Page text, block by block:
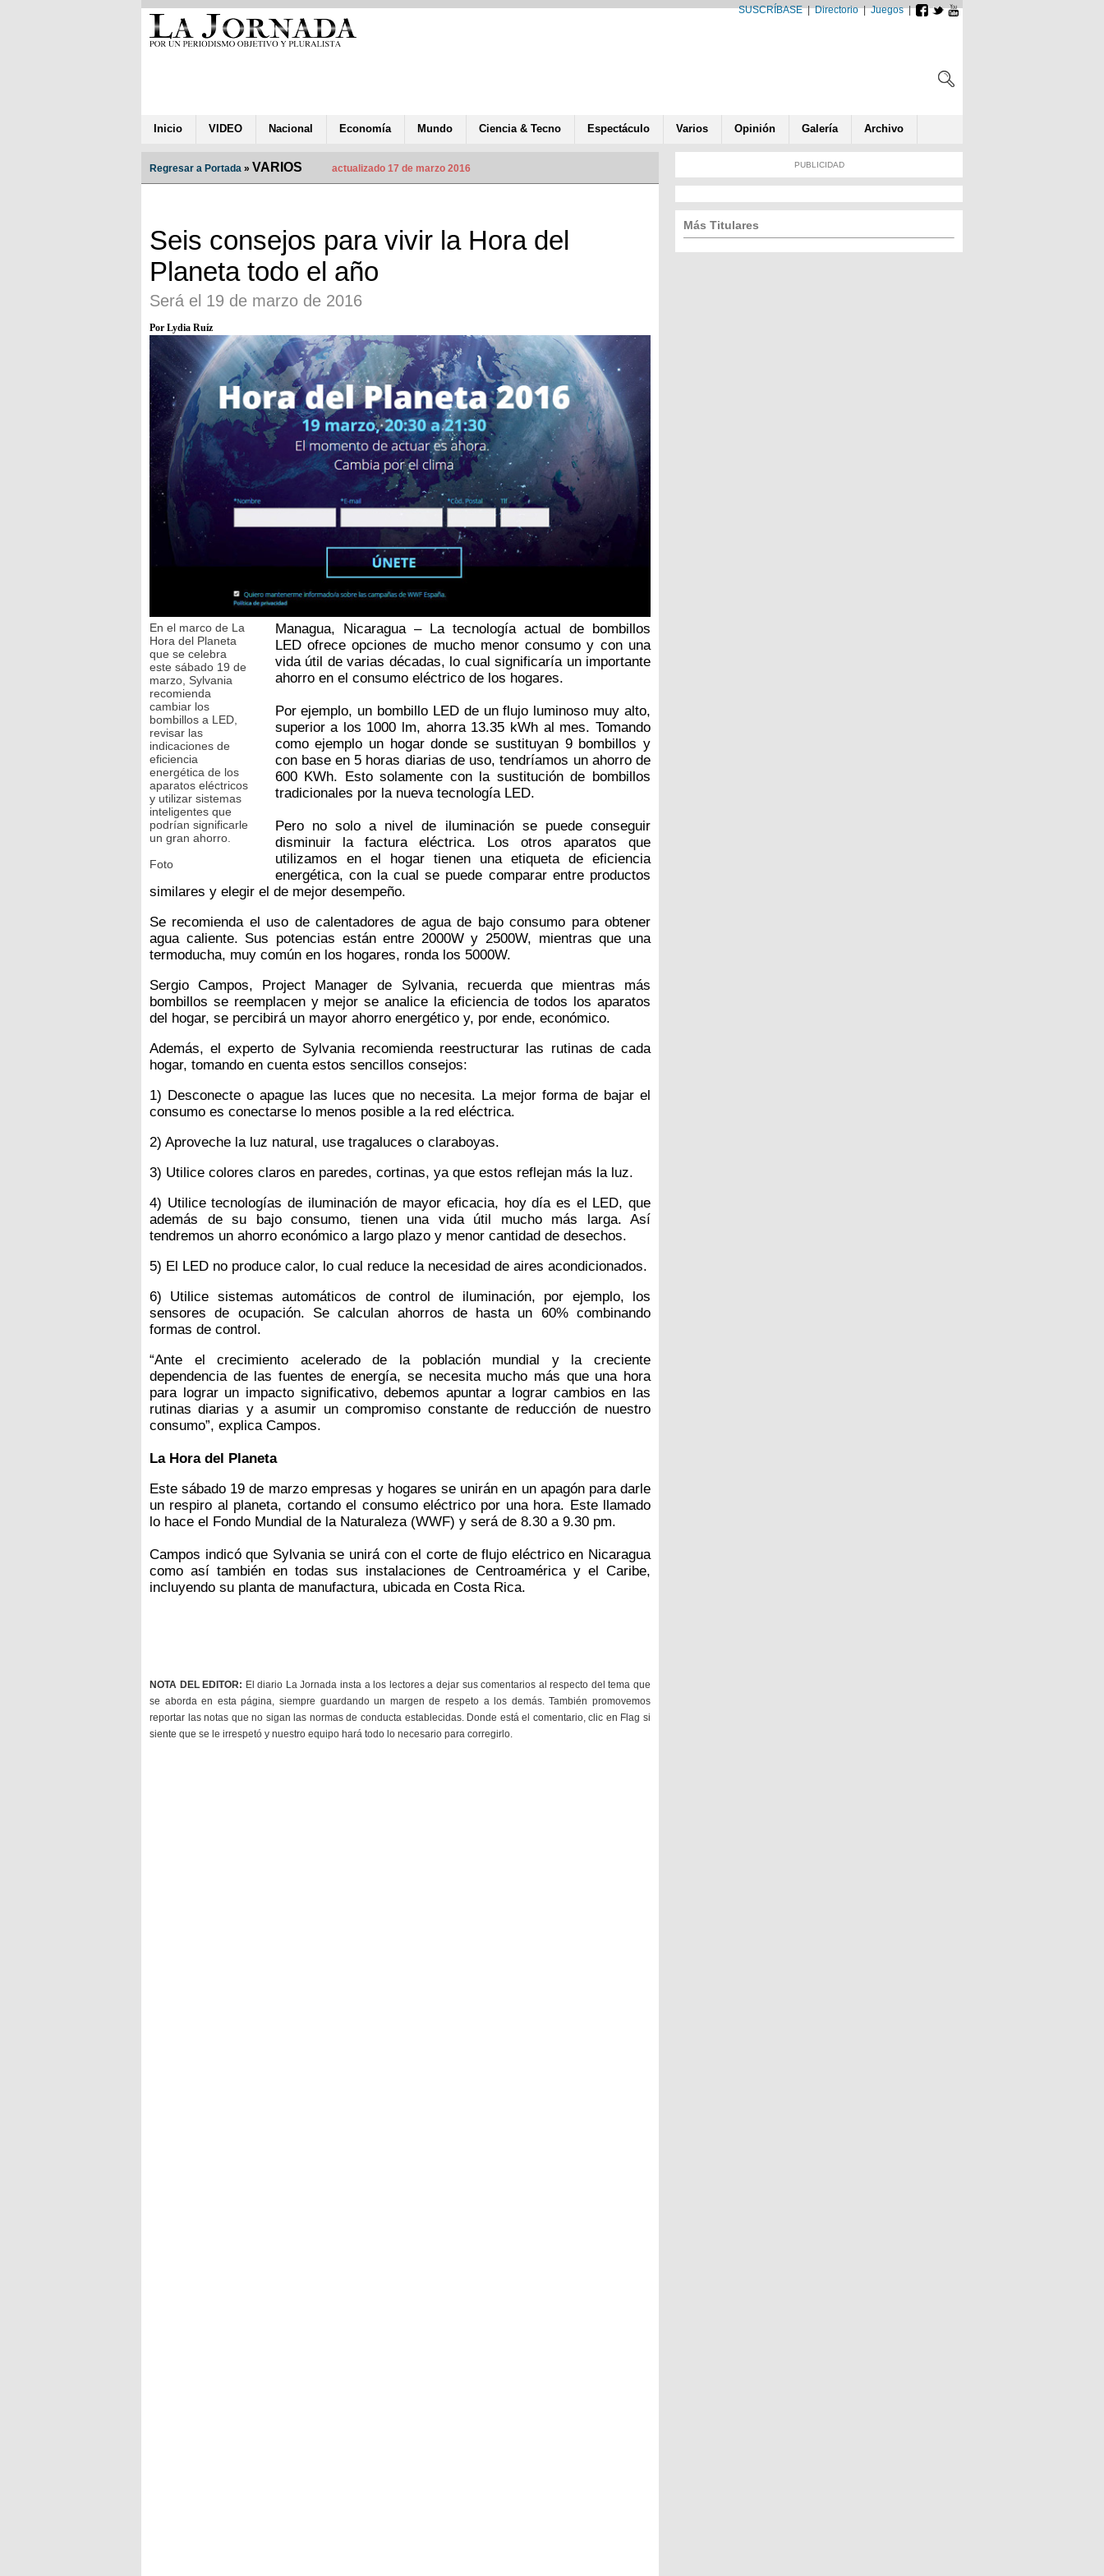
SUSCRÍBASE|Directorio|Juegos|
Inicio VIDEO Nacional Economía Mundo Ciencia & Tecno Espectáculo Varios Opinión Galería Archivo
Regresar a Portada » VARIOS actualizado 17 de marzo 2016
Seis consejos para vivir la Hora del
Planeta todo el año
Será el 19 de marzo de 2016
Por Lydia Ruíz
En el marco de La
Hora del Planeta
que se celebra
este sábado 19 de
marzo, Sylvania
recomienda
cambiar los
bombillos a LED,
revisar las
indicaciones de
eficiencia
energética de los
aparatos eléctricos
y utilizar sistemas
inteligentes que
podrían significarle
un gran ahorro.
Foto
Managua, Nicaragua – La tecnología actual de bombillos
LED ofrece opciones de mucho menor consumo y con una
vida útil de varias décadas, lo cual significaría un importante
ahorro en el consumo eléctrico de los hogares.
Por ejemplo, un bombillo LED de un flujo luminoso muy alto,
superior a los 1000 lm, ahorra 13.35 kWh al mes. Tomando
como ejemplo un hogar donde se sustituyan 9 bombillos y
con base en 5 horas diarias de uso, tendríamos un ahorro de
600 KWh. Esto solamente con la sustitución de bombillos
tradicionales por la nueva tecnología LED.
Pero no solo a nivel de iluminación se puede conseguir
disminuir la factura eléctrica. Los otros aparatos que
utilizamos en el hogar tienen una etiqueta de eficiencia
energética, con la cual se puede comparar entre productos
similares y elegir el de mejor desempeño.
Se recomienda el uso de calentadores de agua de bajo consumo para obtener
agua caliente. Sus potencias están entre 2000W y 2500W, mientras que una
termoducha, muy común en los hogares, ronda los 5000W.
Sergio Campos, Project Manager de Sylvania, recuerda que mientras más
bombillos se reemplacen y mejor se analice la eficiencia de todos los aparatos
del hogar, se percibirá un mayor ahorro energético y, por ende, económico.
Además, el experto de Sylvania recomienda reestructurar las rutinas de cada
hogar, tomando en cuenta estos sencillos consejos:
1) Desconecte o apague las luces que no necesita. La mejor forma de bajar el
consumo es conectarse lo menos posible a la red eléctrica.
2) Aproveche la luz natural, use tragaluces o claraboyas.
3) Utilice colores claros en paredes, cortinas, ya que estos reflejan más la luz.
4) Utilice tecnologías de iluminación de mayor eficacia, hoy día es el LED, que
además de su bajo consumo, tienen una vida útil mucho más larga. Así
tendremos un ahorro económico a largo plazo y menor cantidad de desechos.
5) El LED no produce calor, lo cual reduce la necesidad de aires acondicionados.
6) Utilice sistemas automáticos de control de iluminación, por ejemplo, los
sensores de ocupación. Se calculan ahorros de hasta un 60% combinando
formas de control.
“Ante el crecimiento acelerado de la población mundial y la creciente
dependencia de las fuentes de energía, se necesita mucho más que una hora
para lograr un impacto significativo, debemos apuntar a lograr cambios en las
rutinas diarias y a asumir un compromiso constante de reducción de nuestro
consumo”, explica Campos.
La Hora del Planeta
Este sábado 19 de marzo empresas y hogares se unirán en un apagón para darle
un respiro al planeta, cortando el consumo eléctrico por una hora. Este llamado
lo hace el Fondo Mundial de la Naturaleza (WWF) y será de 8.30 a 9.30 pm.
Campos indicó que Sylvania se unirá con el corte de flujo eléctrico en Nicaragua
como así también en todas sus instalaciones de Centroamérica y el Caribe,
incluyendo su planta de manufactura, ubicada en Costa Rica.
NOTA DEL EDITOR: El diario La Jornada insta a los lectores a dejar sus comentarios al respecto del tema que
se aborda en esta página, siempre guardando un margen de respeto a los demás. También promovemos
reportar las notas que no sigan las normas de conducta establecidas. Donde está el comentario, clic en Flag si
siente que se le irrespetó y nuestro equipo hará todo lo necesario para corregirlo.
PUBLICIDAD
Más Titulares